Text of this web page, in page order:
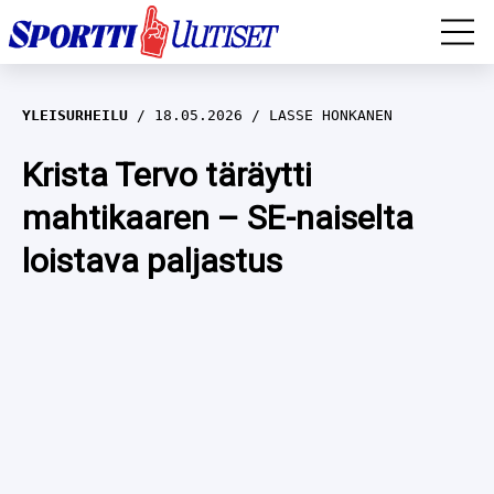
EM-YLEISURHEILU
JÄÄKIEKKO
YLEISURHEILU
WILMA HELTELÄ
TALVILAJIT
YLEISURHEILU 18.05.2026 LASSE HONKANEN
Krista Tervo täräytti
mahtikaaren – SE-naiselta
loistava paljastus